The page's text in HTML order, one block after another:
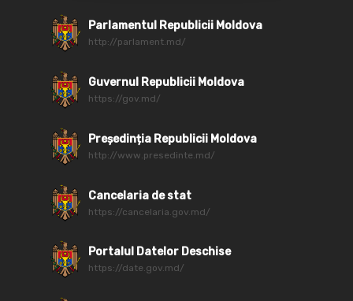
Parlamentul Republicii Moldova
http://parlament.md/
Guvernul Republicii Moldova
https://gov.md/
Președinția Republicii Moldova
http://www.presedinte.md/
Cancelaria de stat
https://cancelaria.gov.md/
Portalul Datelor Deschise
https://date.gov.md/